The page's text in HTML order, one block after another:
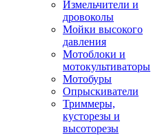
Измельчители и
дровоколы
Мойки высокого
давления
Мотоблоки и
мотокультиваторы
Мотобуры
Опрыскиватели
Триммеры,
кусторезы и
высоторезы